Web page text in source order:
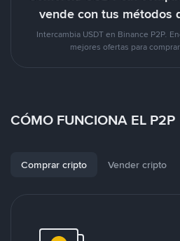
vende con tus métodos
Intercambia USDT en Binance P2P.
mejores ofertas para
CÓMO FUNCIONA EL P2P
Comprar cripto Vender cripto